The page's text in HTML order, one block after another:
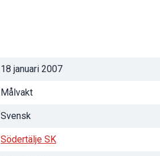
18 januari 2007
Målvakt
Svensk
Södertälje SK